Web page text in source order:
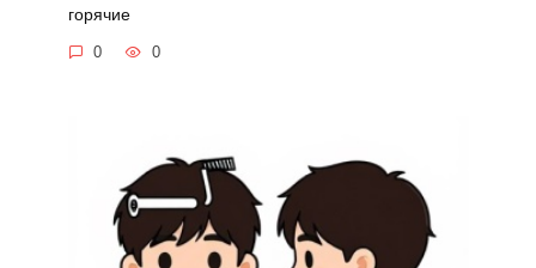
горячие
0 0